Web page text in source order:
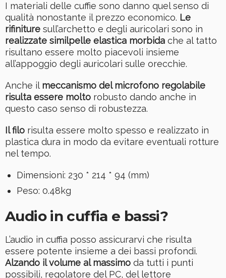
I materiali delle cuffie sono danno quel senso di
qualità nonostante il prezzo economico. Le
rifiniture sull’archetto e degli auricolari sono in
realizzate similpelle elastica morbida che al tatto
risultano essere molto piacevoli insieme
all’appoggio degli auricolari sulle orecchie.
Anche il meccanismo del microfono regolabile
risulta essere molto robusto dando anche in
questo caso senso di robustezza.
Il filo risulta essere molto spesso e realizzato in
plastica dura in modo da evitare eventuali rotture
nel tempo.
Dimensioni: 230 * 214 * 94 (mm)
Peso: 0.48kg
Audio in cuffia e bassi?
L’audio in cuffia posso assicurarvi che risulta
essere potente insieme a dei bassi profondi.
Alzando il volume al massimo da tutti i punti
possibili, regolatore del PC, del lettore